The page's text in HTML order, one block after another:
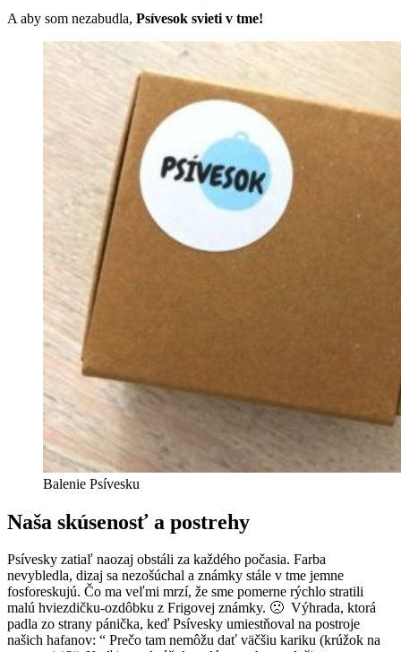
A aby som nezabudla, Psívesok svieti v tme!
Balenie Psívesku
Naša skúsenosť a postrehy
Psívesky zatiaľ naozaj obstáli za každého počasia. Farba
nevybledla, dizaj sa nezošúchal a známky stále v tme jemne
fosforeskujú. Čo ma veľmi mrzí, že sme pomerne rýchlo stratili
malú hviezdičku-ozdôbku z Frigovej známky. 🙁 Výhrada, ktorá
padla zo strany pánička, keď Psívesky umiestňoval na postroje
našich hafanov: “ Prečo tam nemôžu dať väčšiu kariku (krúžok na